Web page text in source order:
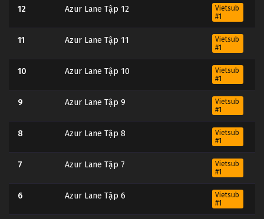
12 Azur Lane Tập 12
Vietsub
#1
11 Azur Lane Tập 11
Vietsub
#1
10 Azur Lane Tập 10
Vietsub
#1
9 Azur Lane Tập 9
Vietsub
#1
8 Azur Lane Tập 8
Vietsub
#1
7 Azur Lane Tập 7
Vietsub
#1
6 Azur Lane Tập 6
Vietsub
#1